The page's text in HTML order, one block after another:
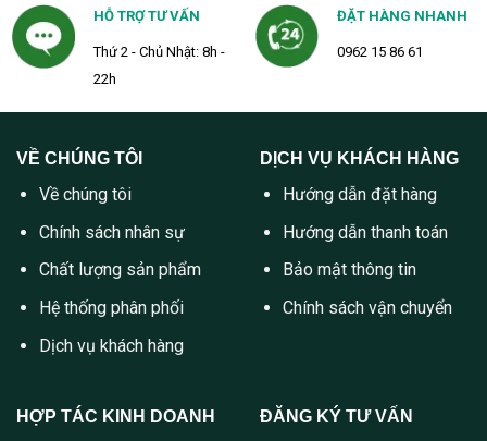
HỖ TRỢ TƯ VẤN
Thứ 2 - Chủ Nhật: 8h -
22h
ĐẶT HÀNG NHANH
0962 15 86 61
VỀ CHÚNG TÔI
Về chúng tôi
Chính sách nhân sự
Chất lượng sản phẩm
Hệ thống phân phối
Dịch vụ khách hàng
DỊCH VỤ KHÁCH HÀNG
Hướng dẫn đặt hàng
Hướng dẫn thanh toán
Bảo mật thông tin
Chính sách vận chuyển
HỢP TÁC KINH DOANH ĐĂNG KÝ TƯ VẤN